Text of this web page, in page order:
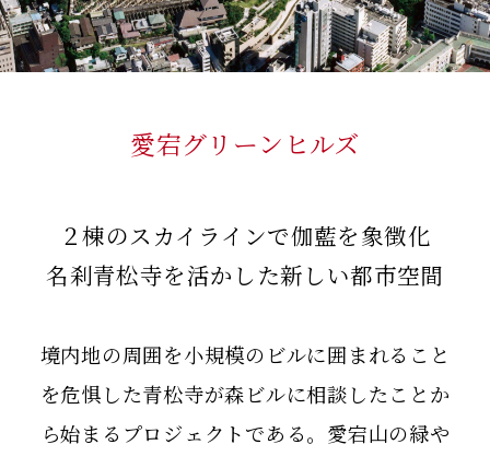
愛宕グリーンヒルズ
２棟のスカイラインで伽藍を象徴化
名刹青松寺を活かした新しい都市空間
境内地の周囲を小規模のビルに囲まれること
を危惧した青松寺が森ビルに相談したことか
ら始まるプロジェクトである。愛宕山の緑や